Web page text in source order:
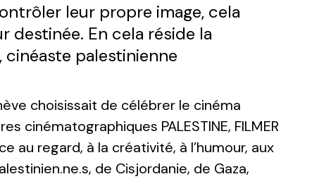
leur propre image, cela
destinée. En cela réside la
cinéaste palestinienne
choisissait de célébrer le cinéma
cinématographiques PALESTINE, FILMER
au regard, à la créativité, à l’humour, aux
de Cisjordanie, de Gaza,